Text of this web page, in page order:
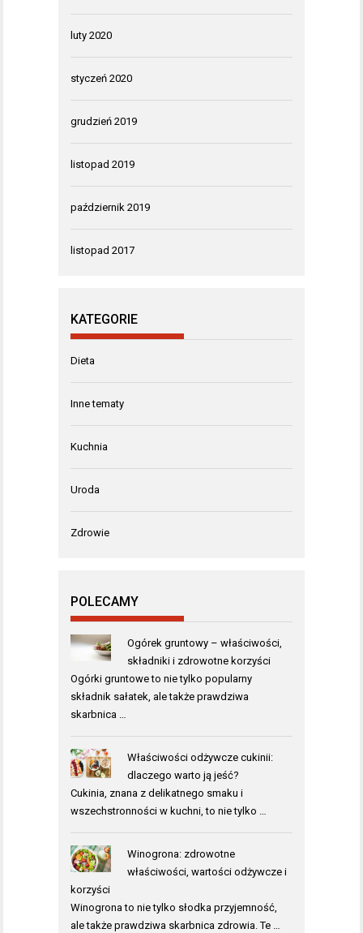
luty 2020
styczeń 2020
grudzień 2019
listopad 2019
październik 2019
listopad 2017
KATEGORIE
Dieta
Inne tematy
Kuchnia
Uroda
Zdrowie
POLECAMY
Ogórek gruntowy – właściwości,
składniki i zdrowotne korzyści
Ogórki gruntowe to nie tylko popularny
składnik sałatek, ale także prawdziwa
skarbnica …
Właściwości odżywcze cukinii:
dlaczego warto ją jeść?
Cukinia, znana z delikatnego smaku i
wszechstronności w kuchni, to nie tylko …
Winogrona: zdrowotne
właściwości, wartości odżywcze i
korzyści
Winogrona to nie tylko słodka przyjemność,
ale także prawdziwa skarbnica zdrowia. Te …